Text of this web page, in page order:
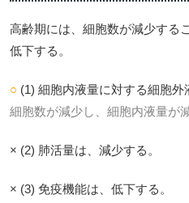
高齢期には、細胞数が減少する
低下する。
○ (1) 細胞内液量に対する細胞外
細胞数が減少し、細胞内液量が
× (2) 肺活量は、減少する。
× (3) 免疫機能は、低下する。